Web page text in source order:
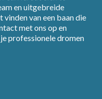
en uitgebreide
van een baan die
met ons op en
professionele dromen